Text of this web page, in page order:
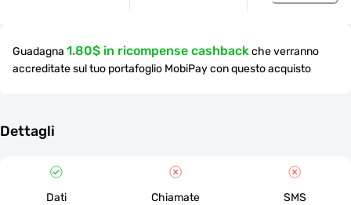
Guadagna 1.80$ in ricompense cashbackche verranno
accreditate sul tuo portafoglio MobiPay con questo acquisto
Dettagli
Dati Chiamate SMS